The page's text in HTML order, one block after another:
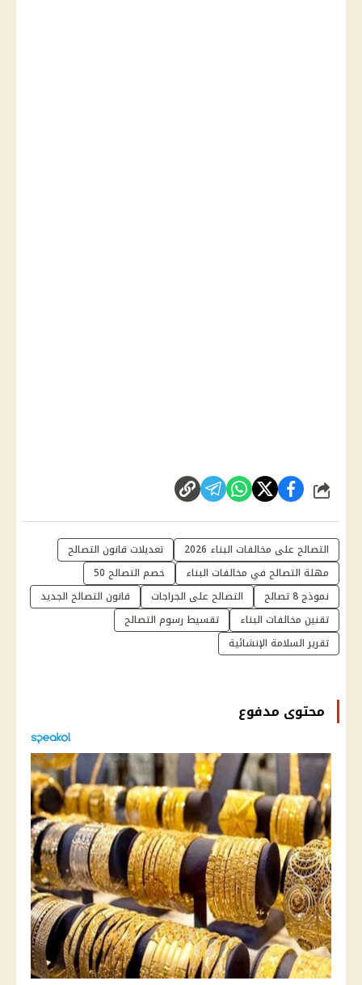
شارك
التصالح على مخالفات البناء 2026
تعديلات قانون التصالح
مهلة التصالح في مخالفات البناء
خصم التصالح 50
نموذج 8 تصالح
التصالح على الجراجات
قانون التصالح الجديد
تقنين مخالفات البناء
تقسيط رسوم التصالح
تقرير السلامة الإنشائية
محتوى مدفوع